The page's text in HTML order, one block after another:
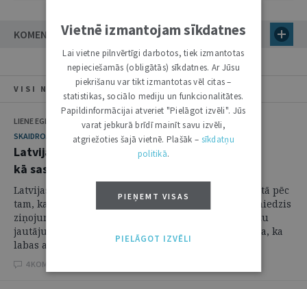
KOMENTĀRI (15)
VISI NUMURA RAKSTI
LIENE EGLĀJA
SKAIDROJUMI. VIEDOKĻI
Latvijas un Lietuvas jūras robeža –
kā sasniegt taisnīgu atrisinājumu
Latvijas Satversmes sapulce sēdē 1921. gada 15. martā pēc
tam, kad ārlietu ministrs Zigfrīds Meierovics bija sniedzis
ziņojumu par šķīrējtiesas sprieduma projektu robežu
jautājumā ar Lietuvu, deputāts Ādolfs Klīve aizrādīja, ka
labas attiecības ar ...
4 KOMENTĀRI
Vietnē izmantojam sīkdatnes
Lai vietne pilnvērtīgi darbotos, tiek izmantotas
nepieciešamās (obligātās) sīkdatnes. Ar Jūsu
piekrišanu var tikt izmantotas vēl citas –
statistikas, sociālo mediju un funkcionalitātes.
Papildinformācijai atveriet "Pielāgot izvēli". Jūs
varat jebkurā brīdī mainīt savu izvēli,
atgriežoties šajā vietnē. Plašāk – sīkdatņu
politikā.
PIEŅEMT VISAS
PIELĀGOT IZVĒLI